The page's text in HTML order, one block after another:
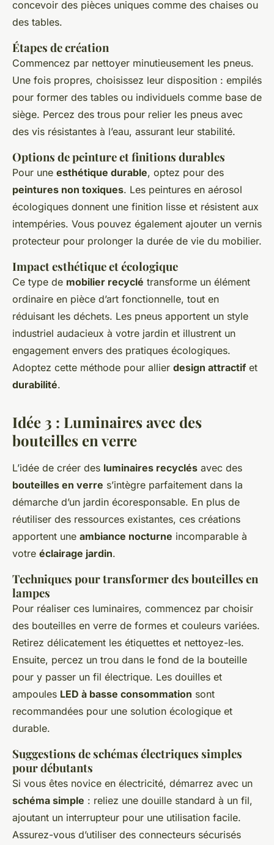
concevoir des pièces uniques comme des chaises ou
des tables.
Étapes de création
Commencez par nettoyer minutieusement les pneus.
Une fois propres, choisissez leur disposition : empilés
pour former des tables ou individuels comme base de
siège. Percez des trous pour relier les pneus avec
des vis résistantes à l’eau, assurant leur stabilité.
Options de peinture et finitions durables
Pour une esthétique durable, optez pour des
peintures non toxiques. Les peintures en aérosol
écologiques donnent une finition lisse et résistent aux
intempéries. Vous pouvez également ajouter un vernis
protecteur pour prolonger la durée de vie du mobilier.
Impact esthétique et écologique
Ce type de mobilier recyclé transforme un élément
ordinaire en pièce d’art fonctionnelle, tout en
réduisant les déchets. Les pneus apportent un style
industriel audacieux à votre jardin et illustrent un
engagement envers des pratiques écologiques.
Adoptez cette méthode pour allier design attractif et
durabilité.
Idée 3 : Luminaires avec des
bouteilles en verre
L’idée de créer des luminaires recyclés avec des
bouteilles en verre s’intègre parfaitement dans la
démarche d’un jardin écoresponsable. En plus de
réutiliser des ressources existantes, ces créations
apportent une ambiance nocturne incomparable à
votre éclairage jardin.
Techniques pour transformer des bouteilles en
lampes
Pour réaliser ces luminaires, commencez par choisir
des bouteilles en verre de formes et couleurs variées.
Retirez délicatement les étiquettes et nettoyez-les.
Ensuite, percez un trou dans le fond de la bouteille
pour y passer un fil électrique. Les douilles et
ampoules LED à basse consommation sont
recommandées pour une solution écologique et
durable.
Suggestions de schémas électriques simples
pour débutants
Si vous êtes novice en électricité, démarrez avec un
schéma simple : reliez une douille standard à un fil,
ajoutant un interrupteur pour une utilisation facile.
Assurez-vous d’utiliser des connecteurs sécurisés